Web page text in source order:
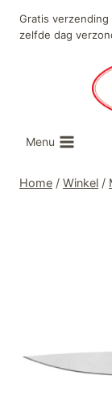
naar
Gratis
zelfde dag
Menu
Home / Winkel /